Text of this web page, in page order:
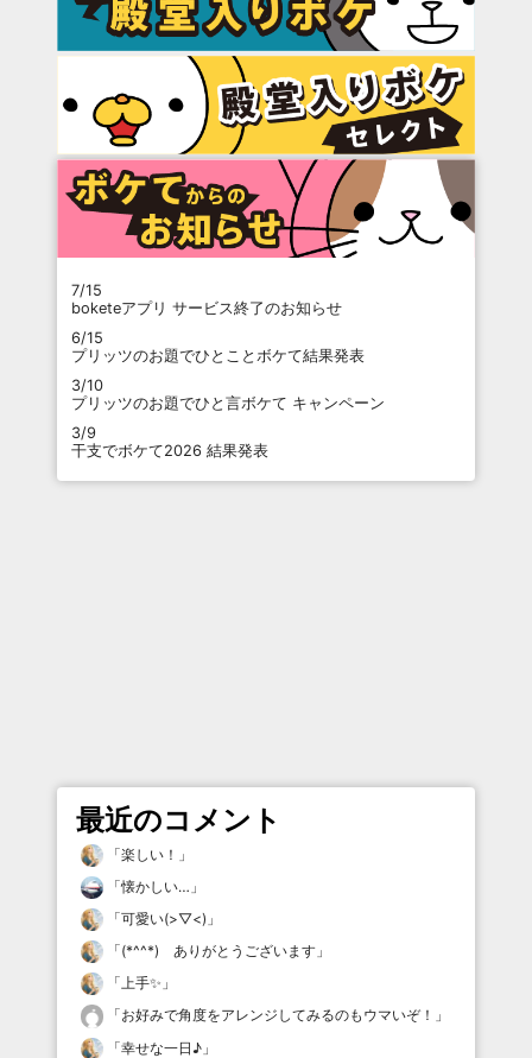
7/15
boketeアプリ サービス終了のお知らせ
6/15
プリッツのお題でひとことボケて結果発表
3/10
プリッツのお題でひと言ボケて キャンペーン
3/9
干支でボケて2026 結果発表
最近のコメント
「楽しい！ 」
「懐かしい… 」
「可愛い(>▽<) 」
「(*^^*) ありがとうございます 」
「上手✨ 」
「お好みで角度をアレンジしてみるのもウマいぞ！ 」
「幸せな一日♪ 」